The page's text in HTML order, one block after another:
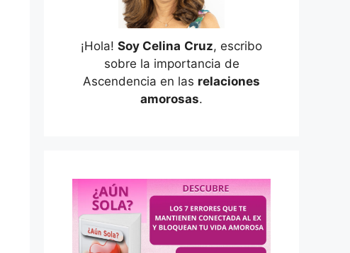
¡Hola! Soy Celina Cruz, escribo
sobre la importancia de
Ascendencia en las relaciones
amorosas.